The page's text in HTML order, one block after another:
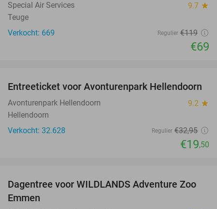
Special Air Services 9.7 star
Teuge
Verkocht: 669
Regulier €119
€69
41%
Entreeticket voor Avonturenpark Hellendoorn
Avonturenpark Hellendoorn 9.2 star
Hellendoorn
Verkocht: 32.628
Regulier €32,95
€19,50
24%
Dagentree voor WILDLANDS Adventure Zoo
Emmen